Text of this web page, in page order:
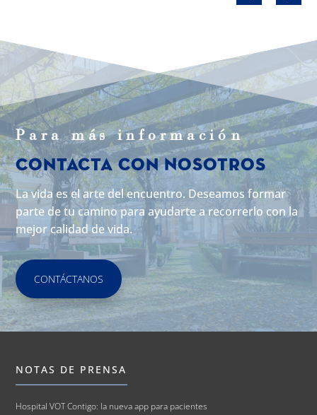
Para más información
Contacta con Nosotros
La vida es el arte del encuentro. Deseamos formar
parte de tu camino para ayudarte a recorrerlo con la
mejor calidad de vida.
CONTÁCTANOS
NOTAS DE PRENSA
Hospital VOT Contigo: la nueva app para pacientes